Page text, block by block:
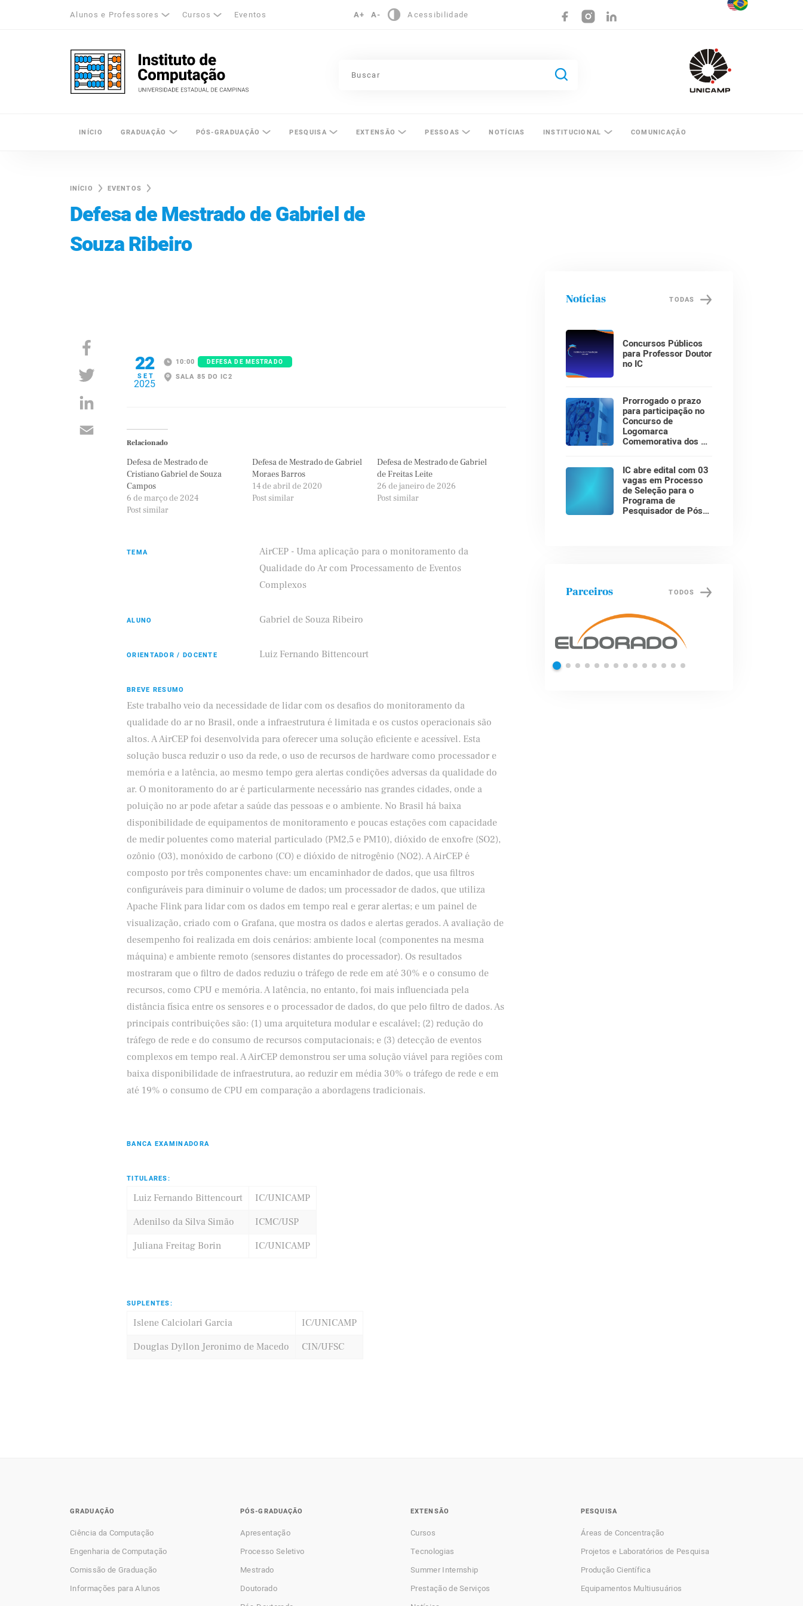
Alunos e Professores Cursos Eventos A+ A- Acessibilidade
Unicamp - Universidade Estadual de Campinas
INÍCIO GRADUAÇÃO PÓS-GRADUAÇÃO PESQUISA EXTENSÃO PESSOAS NOTÍCIAS INSTITUCIONAL COMUNICAÇÃO
INÍCIO EVENTOS
Defesa de Mestrado de Gabriel de
Souza Ribeiro
22
SET
2025
10:00 DEFESA DE MESTRADO
SALA 85 DO IC2
Relacionado
Defesa de Mestrado de
Cristiano Gabriel de Souza
Campos
6 de março de 2024
Post similar
Defesa de Mestrado de Gabriel
Moraes Barros
14 de abril de 2020
Post similar
Defesa de Mestrado de Gabriel
de Freitas Leite
26 de janeiro de 2026
Post similar
TEMA
AirCEP - Uma aplicação para o monitoramento da
Qualidade do Ar com Processamento de Eventos
Complexos
ALUNO Gabriel de Souza Ribeiro
ORIENTADOR / DOCENTE Luiz Fernando Bittencourt
BREVE RESUMO
Este trabalho veio da necessidade de lidar com os desafios do monitoramento da
qualidade do ar no Brasil, onde a infraestrutura é limitada e os custos operacionais são
altos. A AirCEP foi desenvolvida para oferecer uma solução eficiente e acessível. Esta
solução busca reduzir o uso da rede, o uso de recursos de hardware como processador e
memória e a latência, ao mesmo tempo gera alertas condições adversas da qualidade do
ar. O monitoramento do ar é particularmente necessário nas grandes cidades, onde a
poluição no ar pode afetar a saúde das pessoas e o ambiente. No Brasil há baixa
disponibilidade de equipamentos de monitoramento e poucas estações com capacidade
de medir poluentes como material particulado (PM2,5 e PM10), dióxido de enxofre (SO2),
ozônio (O3), monóxido de carbono (CO) e dióxido de nitrogênio (NO2). A AirCEP é
composto por três componentes chave: um encaminhador de dados, que usa filtros
configuráveis para diminuir o volume de dados; um processador de dados, que utiliza
Apache Flink para lidar com os dados em tempo real e gerar alertas; e um painel de
visualização, criado com o Grafana, que mostra os dados e alertas gerados. A avaliação de
desempenho foi realizada em dois cenários: ambiente local (componentes na mesma
máquina) e ambiente remoto (sensores distantes do processador). Os resultados
mostraram que o filtro de dados reduziu o tráfego de rede em até 30% e o consumo de
recursos, como CPU e memória. A latência, no entanto, foi mais influenciada pela
distância física entre os sensores e o processador de dados, do que pelo filtro de dados. As
principais contribuições são: (1) uma arquitetura modular e escalável; (2) redução do
tráfego de rede e do consumo de recursos computacionais; e (3) detecção de eventos
complexos em tempo real. A AirCEP demonstrou ser uma solução viável para regiões com
baixa disponibilidade de infraestrutura, ao reduzir em média 30% o tráfego de rede e em
até 19% o consumo de CPU em comparação a abordagens tradicionais.
BANCA EXAMINADORA
TITULARES:
Luiz Fernando Bittencourt
IC/UNICAMP
Adenilso da Silva Simão
ICMC/USP
Juliana Freitag Borin
IC/UNICAMP
SUPLENTES:
Islene Calciolari Garcia
IC/UNICAMP
Douglas Dyllon Jeronimo de Macedo
CIN/UFSC
Notícias TODAS
Concursos Públicos
para Professor Doutor
no IC
Prorrogado o prazo
para participação no
Concurso de
Logomarca
Comemorativa dos 30
IC abre edital com 03
vagas em Processo
de Seleção para o
Programa de
Pesquisador de Pós-
Parceiros TODOS
Samsung ifood Shell
GRADUAÇÃO
Ciência da Computação
Engenharia de Computação
Comissão de Graduação
Informações para Alunos
PÓS-GRADUAÇÃO
Apresentação
Processo Seletivo
Mestrado
Doutorado
EXTENSÃO
Cursos
Tecnologias
Summer Internship
Prestação de Serviços
PESQUISA
Áreas de Concentração
Projetos e Laboratórios de Pesquisa
Produção Científica
Equipamentos Multiusuários